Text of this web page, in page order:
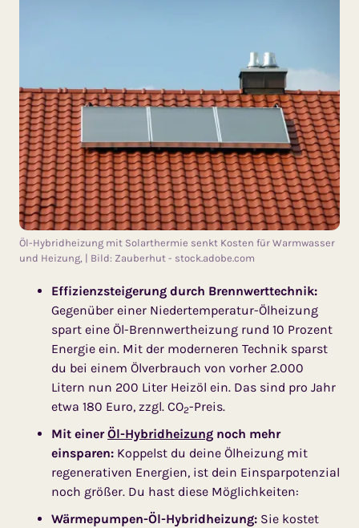
Öl-Hybridheizung mit Solarthermie senkt Kosten für Warmwasser
und Heizung, | Bild: Zauberhut - stock.adobe.com
Effizienzsteigerung durch Brennwerttechnik:
Gegenüber einer Niedertemperatur-Ölheizung
spart eine Öl-Brennwertheizung rund 10 Prozent
Energie ein. Mit der moderneren Technik sparst
du bei einem Ölverbrauch von vorher 2.000
Litern nun 200 Liter Heizöl ein. Das sind pro Jahr
etwa 180 Euro, zzgl. CO2-Preis.
Mit einer Öl-Hybridheizung noch mehr
einsparen: Koppelst du deine Ölheizung mit
regenerativen Energien, ist dein Einsparpotenzial
noch größer. Du hast diese Möglichkeiten:
Wärmepumpen-Öl-Hybridheizung: Sie kostet